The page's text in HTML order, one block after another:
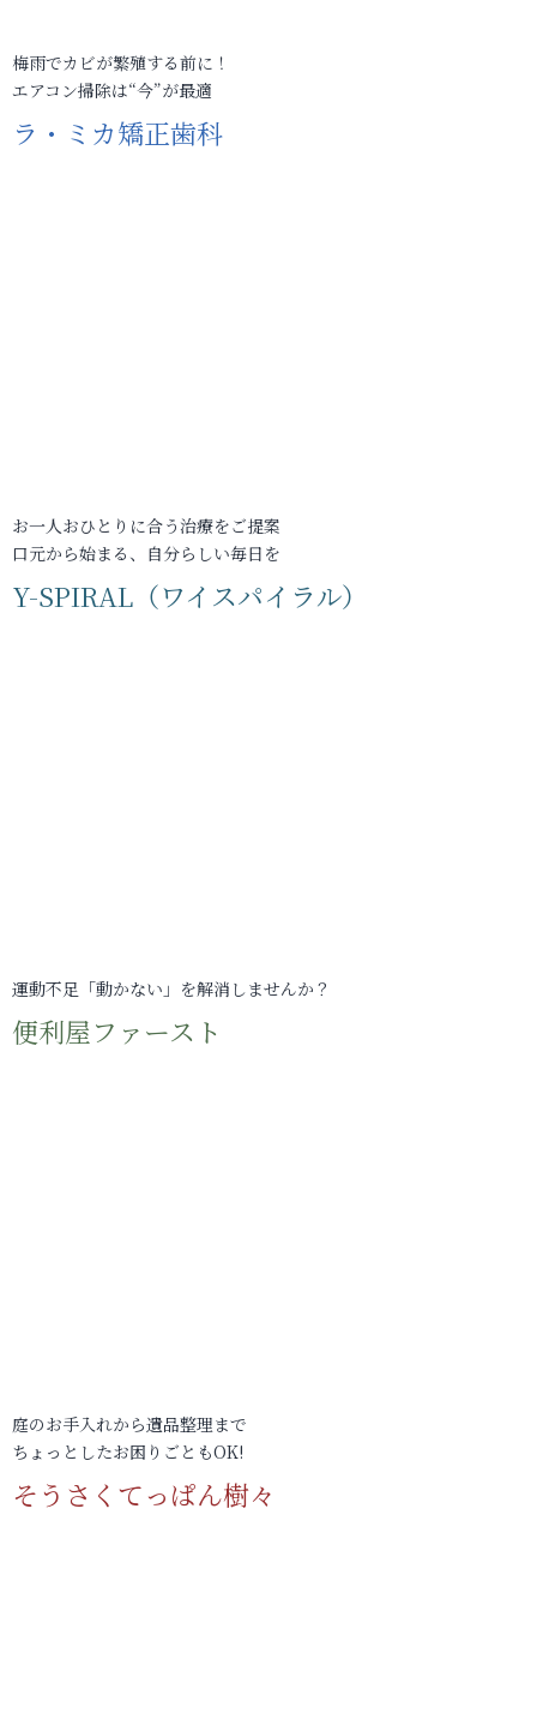
梅雨でカビが繁殖する前に！
エアコン掃除は“今”が最適
ラ・ミカ矯正歯科
お一人おひとりに合う治療をご提案
口元から始まる、自分らしい毎日を
Y-SPIRAL（ワイスパイラル）
運動不足「動かない」を解消しませんか？
便利屋ファースト
庭のお手入れから遺品整理まで
ちょっとしたお困りごともOK!
そうさくてっぱん樹々